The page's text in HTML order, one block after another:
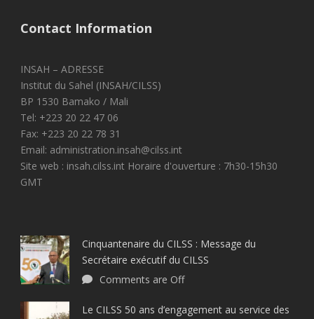
Contact Information
INSAH – ADRESSE
Institut du Sahel (INSAH/CILSS)
BP 1530 Bamako / Mali
Tel: +223 20 22 47 06
Fax: +223 20 22 78 31
Email: administration.insah@cilss.int
Site web : insah.cilss.int Horaire d'ouverture : 7h30-15h30
GMT
Cinquantenaire du CILSS : Message du
Secrétaire exécutif du CILSS
Comments are Off
Le CILSS 50 ans d’engagement au service des